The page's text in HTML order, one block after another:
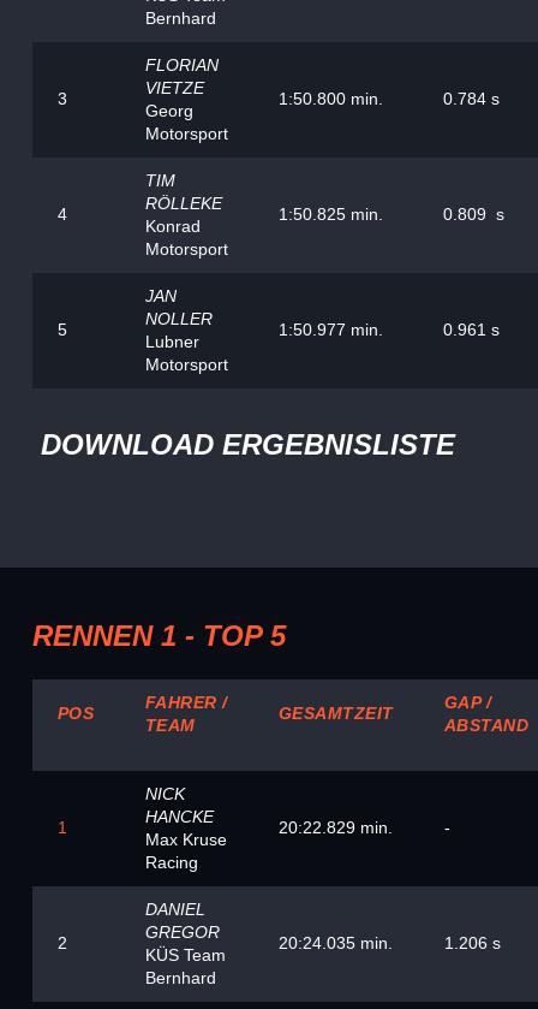
Bernhard
3
FLORIAN
VIETZE
Georg
Motorsport
1:50.800 min. 0.784 s
4
TIM
RÖLLEKE
Konrad
Motorsport
1:50.825 min. 0.809 s
5
JAN
NOLLER
Lubner
Motorsport
1:50.977 min. 0.961 s
DOWNLOAD ERGEBNISLISTE
RENNEN 1 - TOP 5
POS
FAHRER /
TEAM
GESAMTZEIT
GAP /
ABSTAND
1
NICK
HANCKE
Max Kruse
Racing
20:22.829 min. -
2
DANIEL
GREGOR
KÜS Team
Bernhard
20:24.035 min. 1.206 s